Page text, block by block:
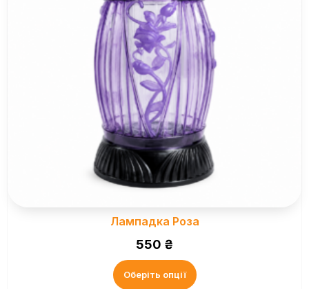
Лампадка Роза
550 ₴
Оберіть опції